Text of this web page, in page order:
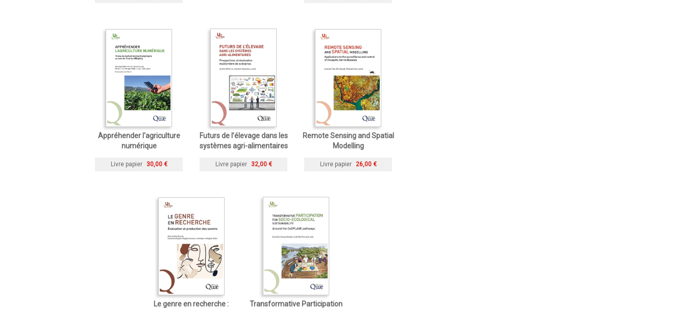
Appréhender l'agriculture
numérique
Livre papier 30,00 €
Futurs de l’élevage dans les
systèmes agri-alimentaires
Livre papier 32,00 €
Remote Sensing and Spatial
Modelling
Livre papier 26,00 €
Le genre en recherche :
Transformative Participation